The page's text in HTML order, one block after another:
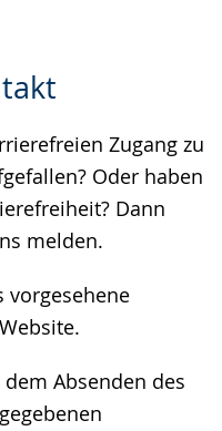
Zugang zu
Oder haben
Dann
melden.
vorgesehene
Absenden des